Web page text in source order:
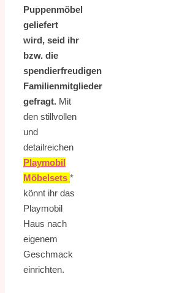
Puppenmöbel
geliefert
wird, seid ihr
bzw. die
spendierfreudigen
Familienmitglieder
gefragt. Mit
den stillvollen
und
detailreichen
Playmobil
Möbelsets *
könnt ihr das
Playmobil
Haus nach
eigenem
Geschmack
einrichten.